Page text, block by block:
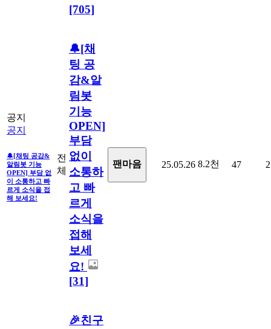
[705]
공지
공지
🔔[채팅 공감&
알림봇 기능
OPEN] 부담 없
이 소통하고 빠
르게 소식을 접
해 보세요!
전
체
🔔[채
팅 공
감&알
림봇
기능
OPEN]
부담
없이
소통하
고 빠
르게
소식을
접해
보세
요!
[31]
팬마음 25.05.26 8.2천 47 2
🎉친구